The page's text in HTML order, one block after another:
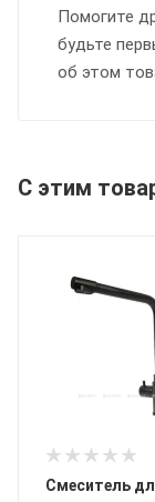
Помогите
будьте
об этом
С этим
Смеситель